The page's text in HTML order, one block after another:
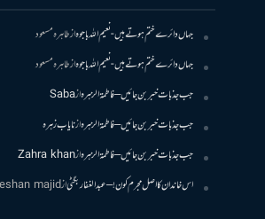
جہاں دائرے ختم ہوتے ہیں- نعیم اللہ باجوہازطاہرہ مسعود
جہاں دائرے ختم ہوتے ہیں- نعیم اللہ باجوہازطاہرہ مسعود
جب جذبات خبر بن جائیں – فاطمۃالزہرہازSaba
جب جذبات خبر بن جائیں – فاطمۃالزہرہازنایاب زہرہ
جب جذبات خبر بن جائیں – فاطمۃالزہرہازZahra khan
اس خاندان کا اصل مجرم کون! – عبدالغفار بگٹیازmajid